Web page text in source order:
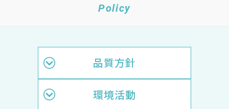
品質方針
環境活動